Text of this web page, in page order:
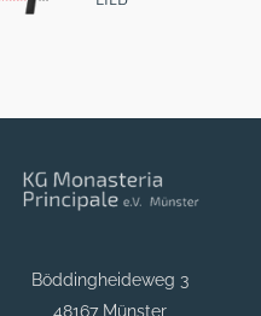
Böddingheideweg 3
48167 Münster